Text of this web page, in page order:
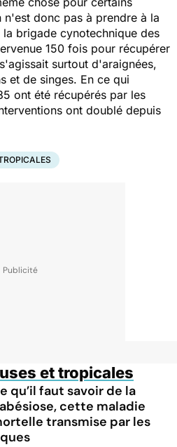
donc pas à prendre à la
brigade cynotechnique des
150 fois pour récupérer
surtout d'araignées,
et de singes. En ce qui
ont été récupérés par les
ont doublé depuis
et tropicales
qu’il faut savoir de la
cette maladie
transmise par les